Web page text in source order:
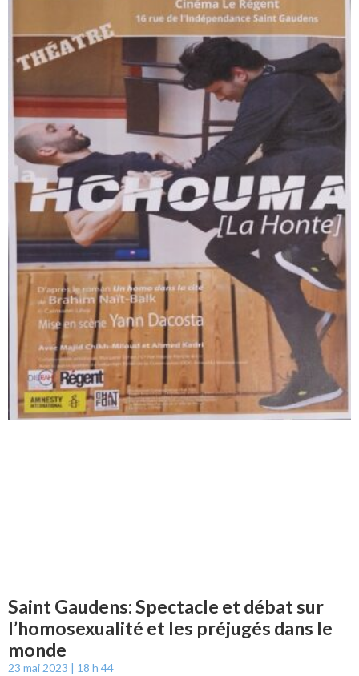
Saint Gaudens: Spectacle et débat sur
l’homosexualité et les préjugés dans le
monde
23 mai 2023 18 h 44